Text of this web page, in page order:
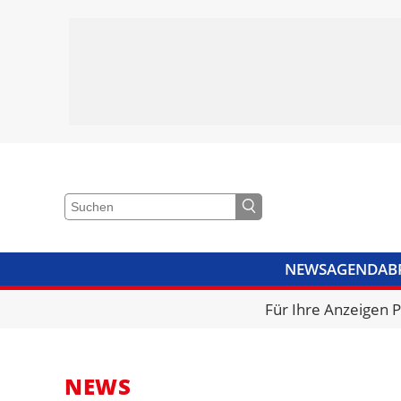
NEWSAGENDA
VIDEOSBIBLIOTHEK
Für Ihre Anzeigen
NEWS